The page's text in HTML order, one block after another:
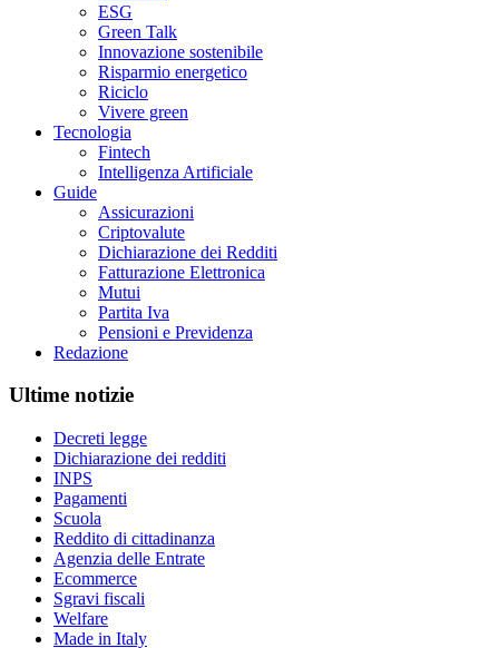
ESG
Green Talk
Innovazione sostenibile
Risparmio energetico
Riciclo
Vivere green
Tecnologia
Fintech
Intelligenza Artificiale
Guide
Assicurazioni
Criptovalute
Dichiarazione dei Redditi
Fatturazione Elettronica
Mutui
Partita Iva
Pensioni e Previdenza
Redazione
Ultime notizie
Decreti legge
Dichiarazione dei redditi
INPS
Pagamenti
Scuola
Reddito di cittadinanza
Agenzia delle Entrate
Ecommerce
Sgravi fiscali
Welfare
Made in Italy